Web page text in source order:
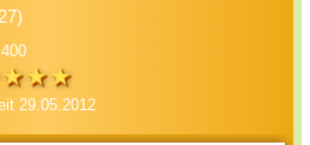
29.05.2012